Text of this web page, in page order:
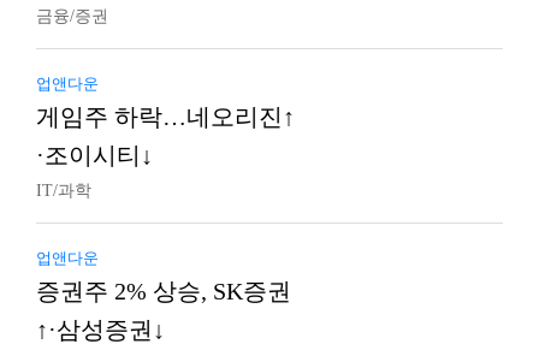
금융/증권
업앤다운
게임주 하락…네오리진↑
·조이시티↓
IT/과학
업앤다운
증권주 2% 상승, SK증권
↑·삼성증권↓